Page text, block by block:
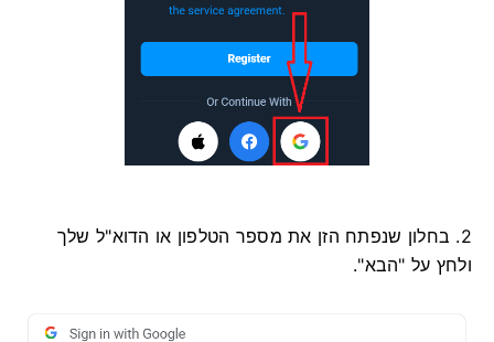
2. בחלון שנפתח הזן את מספר הטלפון או הדוא"ל שלך
ולחץ על "הבא".